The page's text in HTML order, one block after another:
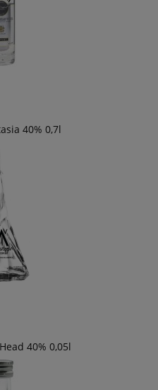
40% 0,7l
40% 0,05l